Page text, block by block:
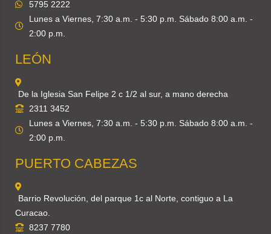
5795 2222
Lunes a Viernes, 7:30 a.m. - 5:30 p.m. Sábado 8:00 a.m. -
2:00 p.m.
LEÓN
De la Iglesia San Felipe 2 c 1/2 al sur, a mano derecha
2311 3452
Lunes a Viernes, 7:30 a.m. - 5:30 p.m. Sábado 8:00 a.m. -
2:00 p.m.
PUERTO CABEZAS
Barrio Revolución, del parque 1c al Norte, contiguo a La
Curacao.
8237 7780